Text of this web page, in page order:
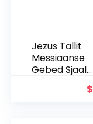
Jezus Tallit
Messiaanse
Gebed Sjaal
met Ster van
$